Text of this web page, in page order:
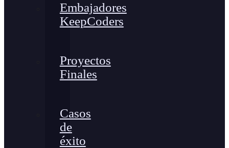
Embajadores
KeepCoders
Proyectos
Finales
Casos
de
éxito